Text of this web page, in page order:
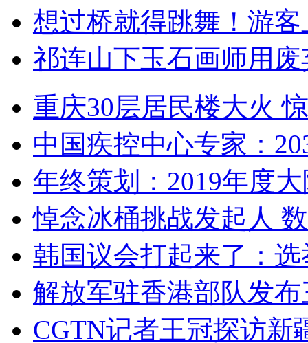
想过桥就得跳舞！游客
祁连山下玉石画师用
重庆30层居民楼大火
中国疾控中心专家：
年终策划：2019年度
悼念冰桶挑战发起人
韩国议会打起来了：
解放军驻香港部队发
CGTN记者王冠探访新